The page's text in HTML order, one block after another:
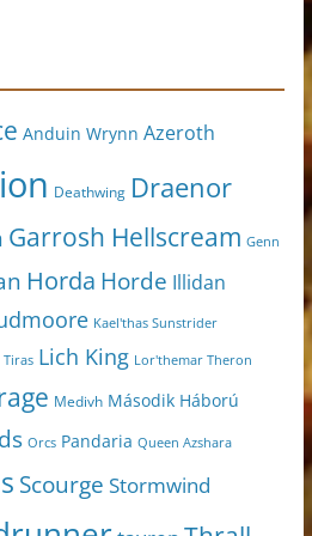
Anduin Wrynn Azeroth
Deathwing Draenor
Garrosh Hellscream Genn
Horda Horde Illidan
Kael'thas Sunstrider
Tiras Lich King Lor'themar Theron
Medivh Második Háború
Orcs Pandaria Queen Azshara
Scourge Stormwind